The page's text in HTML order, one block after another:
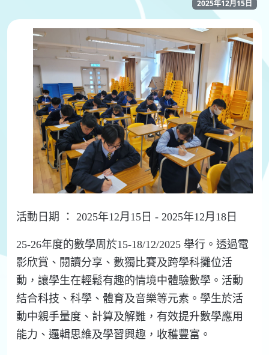
2025年12月15日
活動日期 ： 2025年12月15日 - 2025年12月18日
25-26年度的數學周於15-18/12/2025 舉行。透過電
影欣賞、閱讀分享、數獨比賽及跨學科攤位活
動，讓學生在輕鬆有趣的情境中體驗數學。活動
結合科技、科學、體育及音樂等元素。學生於活
動中親手量度、計算及解難，有效提升數學應用
能力、邏輯思維及學習興趣，收穫豐富。